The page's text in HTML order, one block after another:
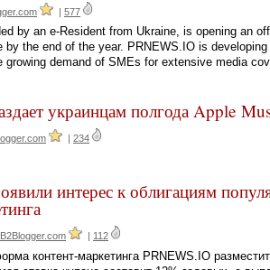
| 577
by an e-Resident from Ukraine, is opening an
by the end of the year. PRNEWS.IO is
growing demand of SMEs for extensive media
украинцам полгода Apple
| 234
интерес к облигациям
B2Blogger.com 112
контент-маркетинга PRNEWS.IO